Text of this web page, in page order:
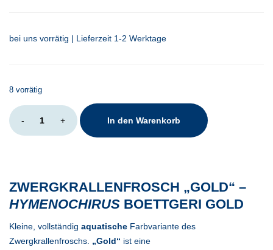
bei uns vorrätig | Lieferzeit 1-2 Werktage
8 vorrätig
-
Hymenochirus
boettgeri
gold
+ In den Warenkorb
ZWERGKRALLENFROSCH „GOLD“ –
HYMENOCHIRUS BOETTGERI GOLD
Kleine, vollständig aquatische Farbvariante des
Zwergkrallenfroschs. „Gold“ ist eine